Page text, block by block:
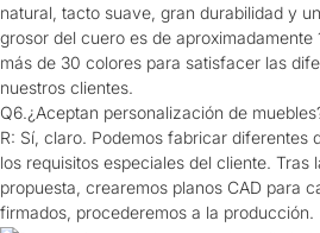
natural, tacto suave, gran durabilidad y
grosor del cuero es de aproximadamente
más de 30 colores para satisfacer las
nuestros clientes.
Q6.¿Aceptan personalización de
R: Sí, claro. Podemos fabricar diferentes
los requisitos especiales del cliente. Tras
propuesta, crearemos planos CAD para
firmados, procederemos a la producción.